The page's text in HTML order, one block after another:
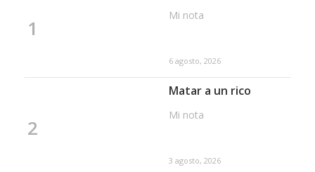
1 Mi nota
6 agosto, 2026
2
Matar a un rico
Mi nota
3 agosto, 2026